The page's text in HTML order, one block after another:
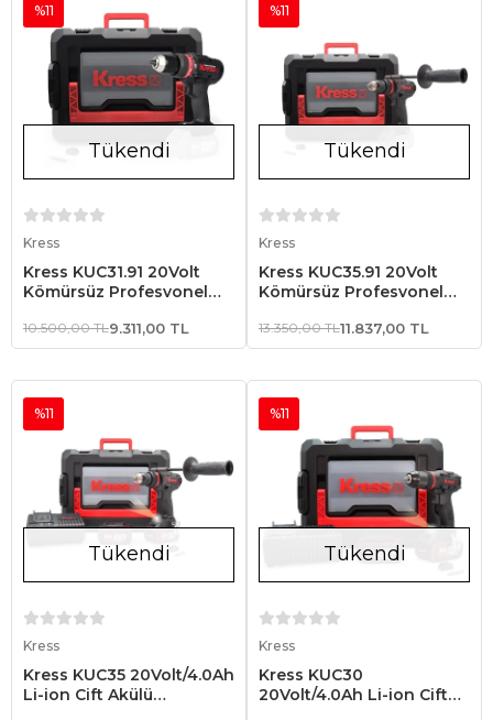
Tükendi
Kress
Kress KUC31.91 20Volt
Kömürsüz Profesyonel
Dahil Değildir)
%11
10.500,00 TL9.311,00 TL
Tükendi
Kress
Kress KUC35.91 20Volt
Kömürsüz Profesyonel
Dahil Değildir)
%11
13.350,00 TL11.837,00 TL
Tükendi
Kress
Kress KUC35 20Volt/4.0Ah
Li-ion Çift Akülü
%11
Tükendi
Kress
Kress KUC30
20Volt/4.0Ah Li-ion Çift
%11